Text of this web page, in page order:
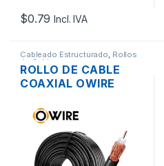
$0.79 Incl. IVA
Cableado Estructurado, Rollos
de Cable
ROLLO DE CABLE
COAXIAL OWIRE
NEGRO CCA 100MTS.